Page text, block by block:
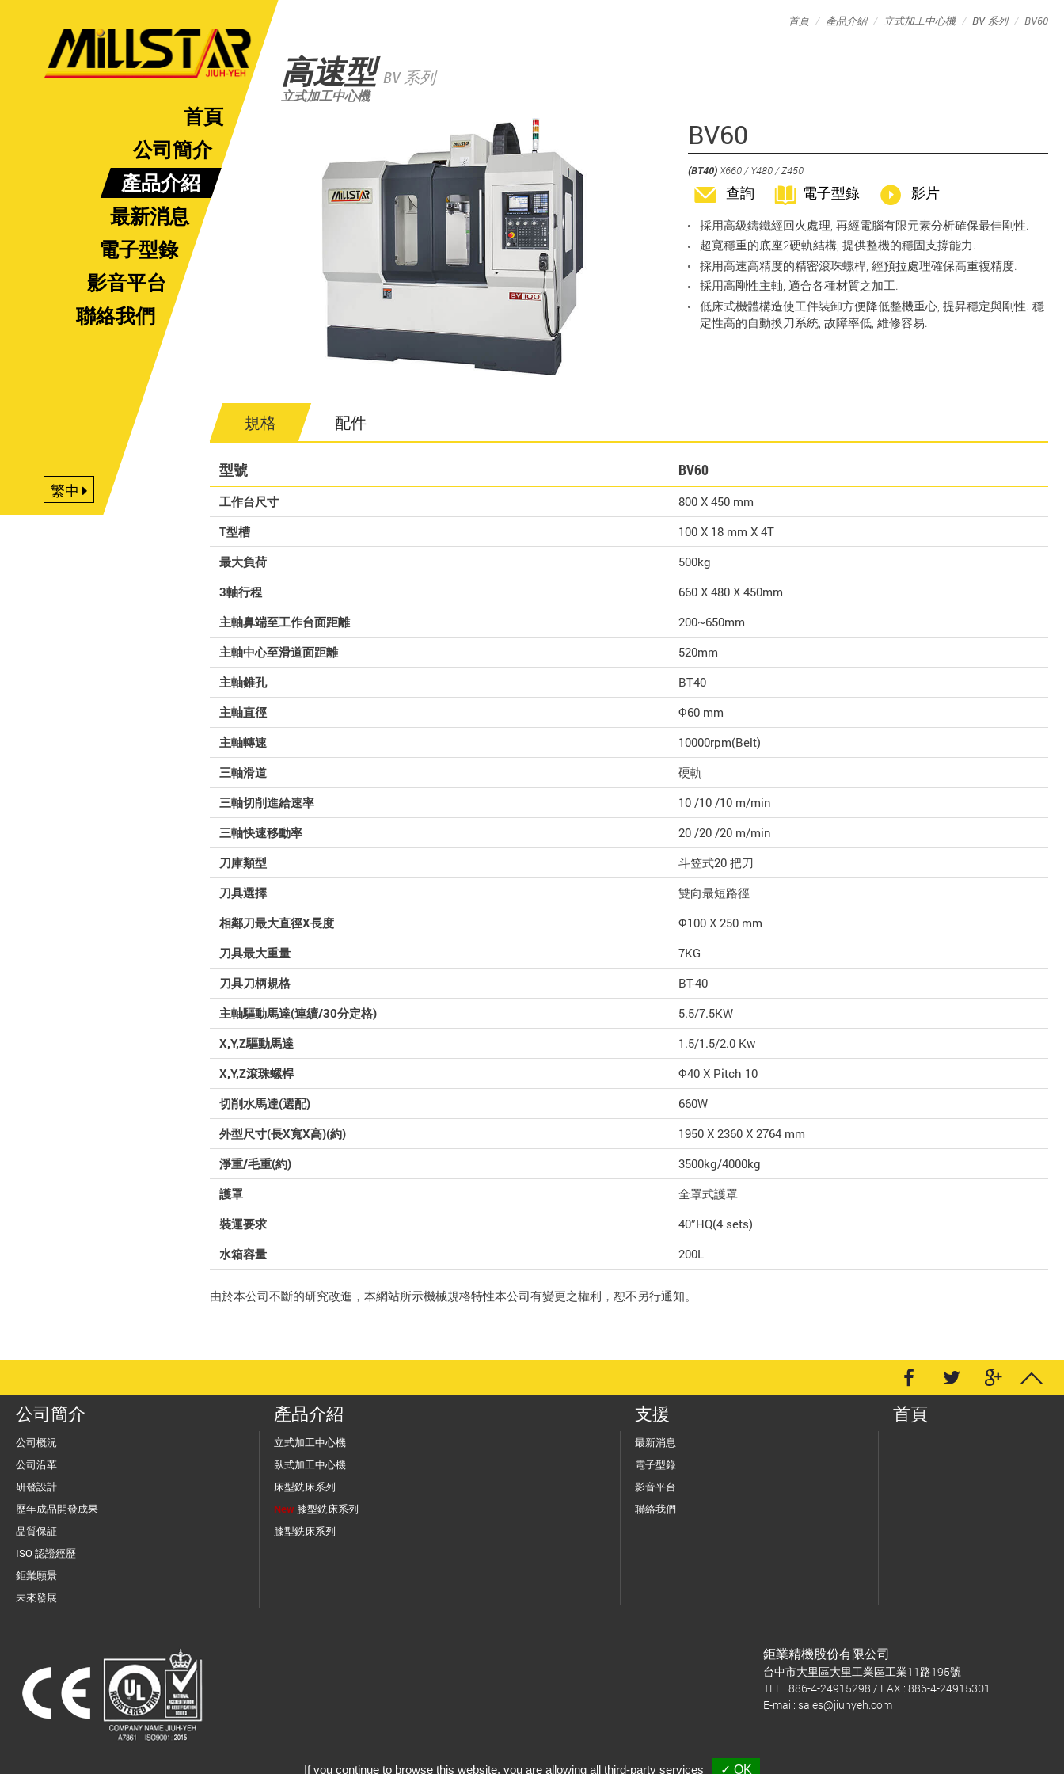
首頁
公司簡介
產品介紹
最新消息
電子型錄
影音平台
聯絡我們
繁中
首頁 產品介紹 立式加工中心機 BV 系列 BV60
高速型BV 系列
立式加工中心機
BV60
(BT40)X660 / Y480 / Z450
查詢 電子型錄 影片
採用高級鑄鐵經回火處理, 再經電腦有限元素分析確保最佳剛性.
超寬穩重的底座2硬軌結構, 提供整機的穩固支撐能力.
採用高速高精度的精密滾珠螺桿, 經預拉處理確保高重複精度.
採用高剛性主軸, 適合各種材質之加工.
低床式機體構造使工件裝卸方便降低整機重心, 提昇穩定與剛性. 穩
定性高的自動換刀系統, 故障率低, 維修容易.
規格 配件
型號 BV60
工作台尺寸
800 X 450 mm
T型槽
100 X 18 mm X 4T
最大負荷
500kg
3軸行程
660 X 480 X 450mm
主軸鼻端至工作台面距離
200~650mm
主軸中心至滑道面距離
520mm
主軸錐孔
BT40
主軸直徑
Φ60 mm
主軸轉速
10000rpm(Belt)
三軸滑道
硬軌
三軸切削進給速率
10 /10 /10 m/min
三軸快速移動率
20 /20 /20 m/min
刀庫類型
斗笠式20 把刀
刀具選擇
雙向最短路徑
相鄰刀最大直徑X長度
Φ100 X 250 mm
刀具最大重量
7KG
刀具刀柄規格
BT-40
主軸驅動馬達(連續/30分定格)
5.5/7.5KW
X,Y,Z驅動馬達
1.5/1.5/2.0 Kw
X,Y,Z滾珠螺桿
Φ40 X Pitch 10
切削水馬達(選配)
660W
外型尺寸(長X寬X高)(約)
1950 X 2360 X 2764 mm
淨重/毛重(約)
3500kg/4000kg
護罩
全罩式護罩
裝運要求
40”HQ(4 sets)
水箱容量
200L
由於本公司不斷的研究改進，本網站所示機械規格特性本公司有變更之權利，恕不另行通知。
公司簡介
公司概況
公司沿革
研發設計
歷年成品開發成果
品質保証
ISO 認證經歷
鉅業願景
未來發展
產品介紹
立式加工中心機
臥式加工中心機
床型銑床系列
New 膝型銑床系列
膝型銑床系列
支援
最新消息
電子型錄
影音平台
聯絡我們
首頁
鉅業精機股份有限公司
台中市大里區大里工業區工業11路195號
TEL : 886-4-24915298 / FAX : 886-4-24915301
E-mail: sales@jiuhyeh.com
If you continue to browse this website, you are allowing all third-party services ✓ OK